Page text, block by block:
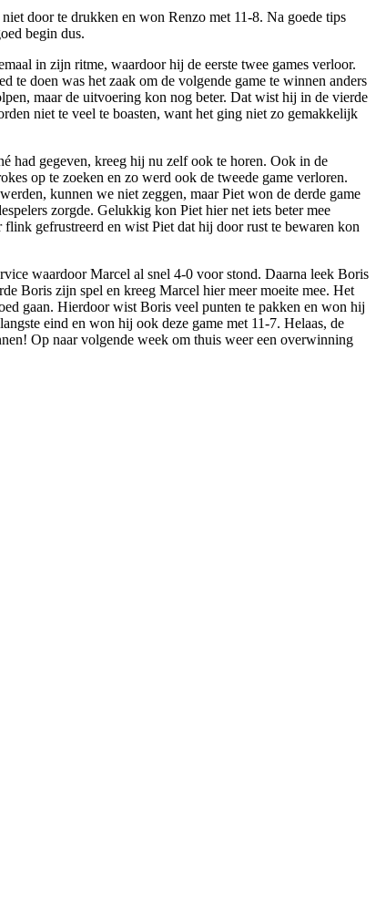
door te drukken en won Renzo met 11-8. Na goede tips
begin dus.
in zijn ritme, waardoor hij de eerste twee games verloor.
te doen was het zaak om de volgende game te winnen anders
maar de uitvoering kon nog beter. Dat wist hij in de vierde
niet te veel te boasten, want het ging niet zo gemakkelijk
had gegeven, kreeg hij nu zelf ook te horen. Ook in de
op te zoeken en zo werd ook de tweede game verloren.
kunnen we niet zeggen, maar Piet won de derde game
zorgde. Gelukkig kon Piet hier net iets beter mee
flink gefrustreerd en wist Piet dat hij door rust te bewaren kon
waardoor Marcel al snel 4-0 voor stond. Daarna leek Boris
Boris zijn spel en kreeg Marcel hier meer moeite mee. Het
gaan. Hierdoor wist Boris veel punten te pakken en won hij
eind en won hij ook deze game met 11-7. Helaas, de
Op naar volgende week om thuis weer een overwinning